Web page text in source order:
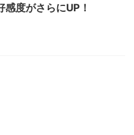
感度がさらにUP！